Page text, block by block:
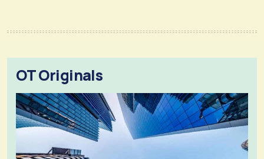
OT Originals